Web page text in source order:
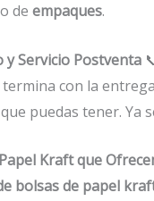
de empaques.
Servicio Postventa
con la
puedas tener. Ya
Kraft que
bolsas de papel